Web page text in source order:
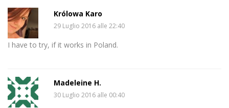
Królowa Karo
29 Luglio 2016 alle 22:40
I have to try, if it works in Poland.
Madeleine H.
30 Luglio 2016 alle 00:40